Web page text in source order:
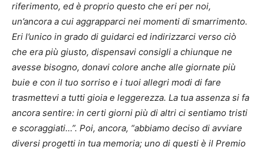
riferimento, ed è proprio questo che eri per noi,
un’ancora a cui aggrapparci nei momenti di smarrimento.
Eri l’unico in grado di guidarci ed indirizzarci verso ciò
che era più giusto, dispensavi consigli a chiunque ne
avesse bisogno, donavi colore anche alle giornate più
buie e con il tuo sorriso e i tuoi allegri modi di fare
trasmettevi a tutti gioia e leggerezza. La tua assenza si fa
ancora sentire: in certi giorni più di altri ci sentiamo tristi
e scoraggiati…”. Poi, ancora, “abbiamo deciso di avviare
diversi progetti in tua memoria; uno di questi è il Premio